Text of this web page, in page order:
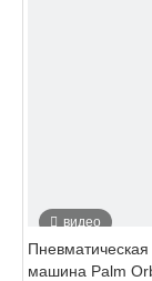
видео
машина Palm